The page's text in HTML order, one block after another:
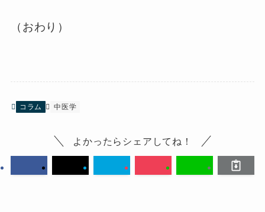
（おわり）
コラム 中医学
よかったらシェアしてね！